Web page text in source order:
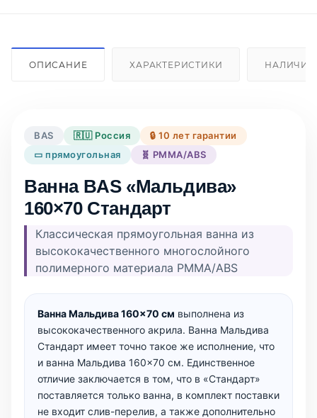
ОПИСАНИЕ ХАРАКТЕРИСТИКИ НАЛИЧИЕ
BAS 🇷🇺 Россия
🔒 10 лет гарантии
▭ прямоугольная
🧬 PMMA/ABS
Ванна BAS «Мальдива»
160×70 Стандарт
Классическая прямоугольная ванна из
высококачественного многослойного
полимерного материала PMMA/ABS
Ванна Мальдива 160×70 см выполнена из
высококачественного акрила. Ванна Мальдива
Стандарт имеет точно такое же исполнение, что
и ванна Мальдива 160×70 см. Единственное
отличие заключается в том, что в «Стандарт»
поставляется только ванна, в комплект поставки
не входит слив-перелив, а также дополнительно